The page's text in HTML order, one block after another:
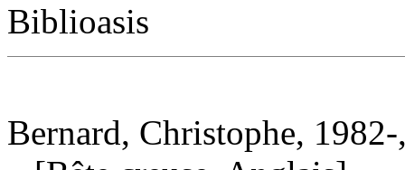
Biblioasis
Bernard, Christophe, 1982-